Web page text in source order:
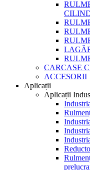
CARCASE
ACCESORII
Aplicații
Aplicații